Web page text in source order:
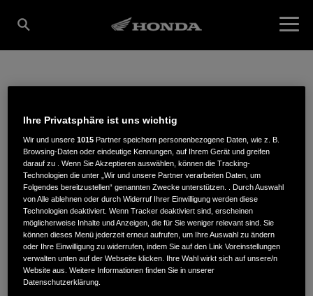
HELMUT MÜLLER
Vorstadtstraße 50,72351,Geislingen/Balingen
ROUTENPLANUNG
WEBSITE
Ihre Privatsphäre ist uns wichtig
Wir und unsere1015 Partner speichern personenbezogene Daten, wie z. B.
Browsing-Daten oder eindeutige Kennungen, auf Ihrem Gerät und greifen
darauf zu . Wenn Sie Akzeptieren auswählen, können die Tracking-
Technologien die unter „Wir und unsere Partner verarbeiten Daten, um
Folgendes bereitzustellen“ genannten Zwecke unterstützen. . Durch Auswahl
von Alle ablehnen oder durch Widerruf Ihrer Einwilligung werden diese
Technologien deaktiviert. Wenn Tracker deaktiviert sind, erscheinen
möglicherweise Inhalte und Anzeigen, die für Sie weniger relevant sind. Sie
können dieses Menü jederzeit erneut aufrufen, um Ihre Auswahl zu ändern
oder Ihre Einwilligung zu widerrufen, indem Sie auf den Link Voreinstellungen
verwalten unten auf der Webseite klicken. Ihre Wahl wirkt sich auf unsere/n
Website aus. Weitere Informationen finden Sie in unserer
Datenschutzerklärung.